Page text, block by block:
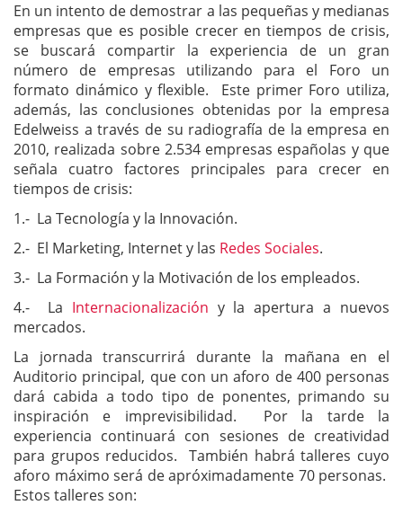
En un intento de demostrar a las pequeñas y medianas
empresas que es posible crecer en tiempos de crisis,
se buscará compartir la experiencia de un gran
número de empresas utilizando para el Foro un
formato dinámico y flexible. Este primer Foro utiliza,
además, las conclusiones obtenidas por la empresa
Edelweiss a través de su radiografía de la empresa en
2010, realizada sobre 2.534 empresas españolas y que
señala cuatro factores principales para crecer en
tiempos de crisis:
1.- La Tecnología y la Innovación.
2.- El Marketing, Internet y las Redes Sociales.
3.- La Formación y la Motivación de los empleados.
4.- La Internacionalización y la apertura a nuevos
mercados.
La jornada transcurrirá durante la mañana en el
Auditorio principal, que con un aforo de 400 personas
dará cabida a todo tipo de ponentes, primando su
inspiración e imprevisibilidad. Por la tarde la
experiencia continuará con sesiones de creatividad
para grupos reducidos. También habrá talleres cuyo
aforo máximo será de apróximadamente 70 personas.
Estos talleres son: